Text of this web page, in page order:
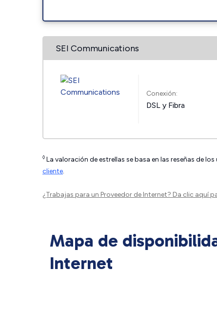
SEI Communications
Conexión:
DSL y Fibra
◊ La valoración de estrellas se basa en las reseñas de
cliente.
¿Trabajas para un Proveedor de Internet? Da clic aquí
Mapa de
Internet